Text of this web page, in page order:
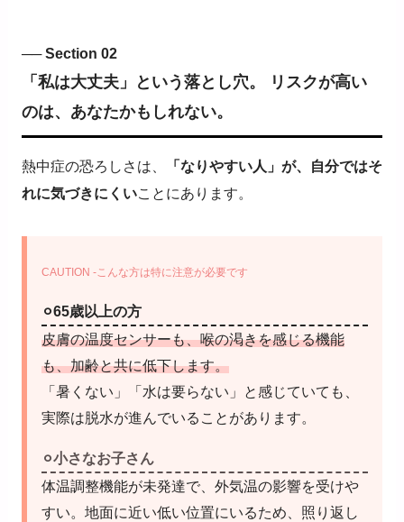
── Section 02
「私は大丈夫」という落とし穴。 リスクが高い
のは、あなたかもしれない。
熱中症の恐ろしさは、
「なりやすい人」が、自分ではそ
れに気づきにくいことにあります。
CAUTION -こんな方は特に注意が必要です
⚪︎65歳以上の方
皮膚の温度センサーも、喉の渇きを感じる機能
も、加齢と共に低下します。
「暑くない」「水は要らない」と感じていても、
実際は脱水が進んでいることがあります。
⚪︎小さなお子さん
体温調整機能が未発達で、外気温の影響を受けや
すい。地面に近い低い位置にいるため、照り返し